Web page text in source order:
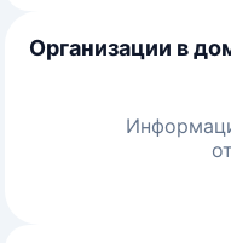
Организации в